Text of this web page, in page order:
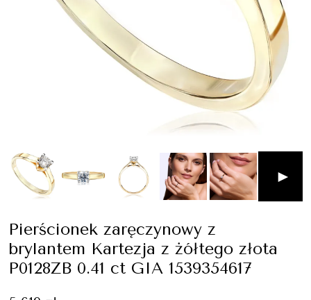
►
Pierścionek zaręczynowy z
brylantem Kartezja z żółtego złota
P0128ZB 0.41 ct GIA 1539354617